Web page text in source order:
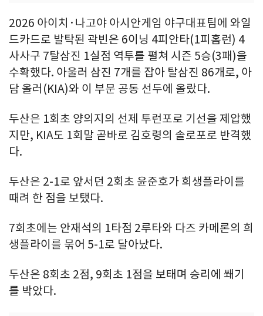
2026 아이치·나고야 아시안게임 야구대표팀에 와일
드카드로 발탁된 곽빈은 6이닝 4피안타(1피홈런) 4
사사구 7탈삼진 1실점 역투를 펼쳐 시즌 5승(3패)을
수확했다. 아울러 삼진 7개를 잡아 탈삼진 86개로, 아
담 올러(KIA)와 이 부문 공동 선두에 올랐다.
두산은 1회초 양의지의 선제 투런포로 기선을 제압했
지만, KIA도 1회말 곧바로 김호령의 솔로포로 반격했
다.
두산은 2-1로 앞서던 2회초 윤준호가 희생플라이를
때려 한 점을 보탰다.
7회초에는 안재석의 1타점 2루타와 다즈 카메론의 희
생플라이를 묶어 5-1로 달아났다.
두산은 8회초 2점, 9회초 1점을 보태며 승리에 쐐기
를 박았다.